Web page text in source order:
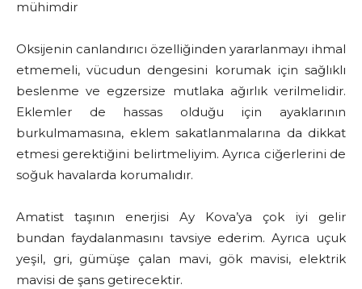
mühimdir
Oksijenin canlandırıcı özelliğinden yararlanmayı ihmal
etmemeli, vücudun dengesini korumak için sağlıklı
beslenme ve egzersize mutlaka ağırlık verilmelidir.
Eklemler de hassas olduğu için ayaklarının
burkulmamasına, eklem sakatlanmalarına da dikkat
etmesi gerektiğini belirtmeliyim. Ayrıca ciğerlerini de
soğuk havalarda korumalıdır.
Amatist taşının enerjisi Ay Kova’ya çok iyi gelir
bundan faydalanmasını tavsiye ederim. Ayrıca uçuk
yeşil, gri, gümüşe çalan mavi, gök mavisi, elektrik
mavisi de şans getirecektir.